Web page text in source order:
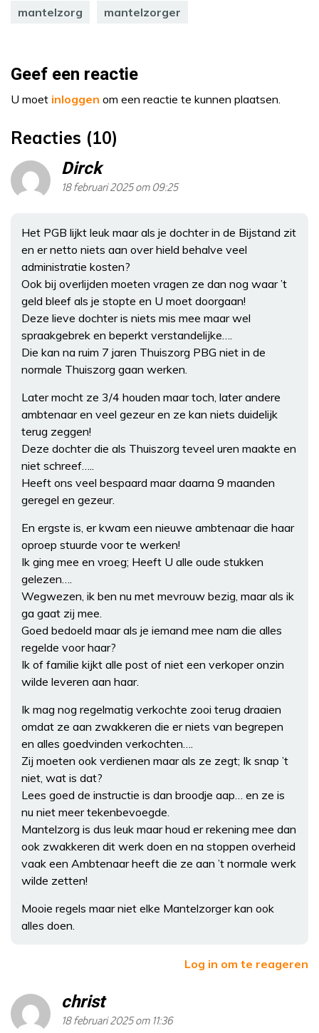
mantelzorg mantelzorger
Geef een reactie
U moet inloggen om een reactie te kunnen plaatsen.
Reacties (10)
Dirck
18 februari 2025 om 09:25
Het PGB lijkt leuk maar als je dochter in de Bijstand zit
en er netto niets aan over hield behalve veel
administratie kosten?
Ook bij overlijden moeten vragen ze dan nog waar ’t
geld bleef als je stopte en U moet doorgaan!
Deze lieve dochter is niets mis mee maar wel
spraakgebrek en beperkt verstandelijke….
Die kan na ruim 7 jaren Thuiszorg PBG niet in de
normale Thuiszorg gaan werken.
Later mocht ze 3/4 houden maar toch, later andere
ambtenaar en veel gezeur en ze kan niets duidelijk
terug zeggen!
Deze dochter die als Thuiszorg teveel uren maakte en
niet schreef…..
Heeft ons veel bespaard maar daarna 9 maanden
geregel en gezeur.
En ergste is, er kwam een nieuwe ambtenaar die haar
oproep stuurde voor te werken!
Ik ging mee en vroeg; Heeft U alle oude stukken
gelezen….
Wegwezen, ik ben nu met mevrouw bezig, maar als ik
ga gaat zij mee.
Goed bedoeld maar als je iemand mee nam die alles
regelde voor haar?
Ik of familie kijkt alle post of niet een verkoper onzin
wilde leveren aan haar.
Ik mag nog regelmatig verkochte zooi terug draaien
omdat ze aan zwakkeren die er niets van begrepen
en alles goedvinden verkochten….
Zij moeten ook verdienen maar als ze zegt; Ik snap ’t
niet, wat is dat?
Lees goed de instructie is dan broodje aap… en ze is
nu niet meer tekenbevoegde.
Mantelzorg is dus leuk maar houd er rekening mee dan
ook zwakkeren dit werk doen en na stoppen overheid
vaak een Ambtenaar heeft die ze aan ’t normale werk
wilde zetten!
Mooie regels maar niet elke Mantelzorger kan ook
alles doen.
Log in om te reageren
christ
18 februari 2025 om 11:36